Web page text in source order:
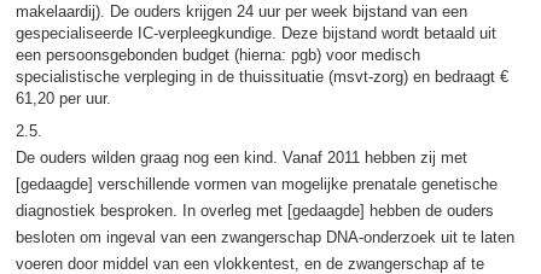
makelaardij). De ouders krijgen 24 uur per week bijstand van een
gespecialiseerde IC-verpleegkundige. Deze bijstand wordt betaald uit
een persoonsgebonden budget (hierna: pgb) voor medisch
specialistische verpleging in de thuissituatie (msvt-zorg) en bedraagt €
61,20 per uur.
2.5.
De ouders wilden graag nog een kind. Vanaf 2011 hebben zij met
[gedaagde] verschillende vormen van mogelijke prenatale genetische
diagnostiek besproken. In overleg met [gedaagde] hebben de ouders
besloten om ingeval van een zwangerschap DNA-onderzoek uit te laten
voeren door middel van een vlokkentest, en de zwangerschap af te